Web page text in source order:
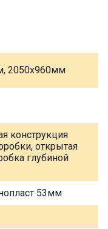
2050х960мм
конструкция
открытая
глубиной
53мм